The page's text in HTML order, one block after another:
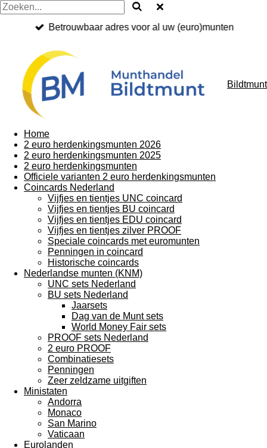
Betrouwbaar adres voor al uw (euro)munten
Bildtmunt
Home
2 euro herdenkingsmunten 2026
2 euro herdenkingsmunten 2025
2 euro herdenkingsmunten
Officiele varianten 2 euro herdenkingsmunten
Coincards Nederland
Vijfjes en tientjes UNC coincard
Vijfjes en tientjes BU coincard
Vijfjes en tientjes EDU coincard
Vijfjes en tientjes zilver PROOF
Speciale coincards met euromunten
Penningen in coincard
Historische coincards
Nederlandse munten (KNM)
UNC sets Nederland
BU sets Nederland
Jaarsets
Dag van de Munt sets
World Money Fair sets
PROOF sets Nederland
2 euro PROOF
Combinatiesets
Penningen
Zeer zeldzame uitgiften
Ministaten
Andorra
Monaco
San Marino
Vaticaan
Eurolanden